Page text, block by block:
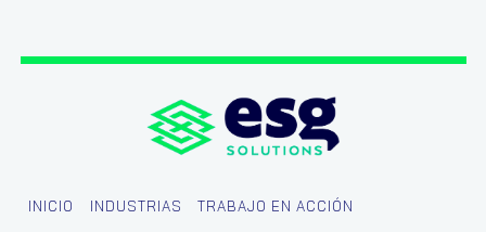
INICIO INDUSTRIAS TRABAJO EN ACCIÓN